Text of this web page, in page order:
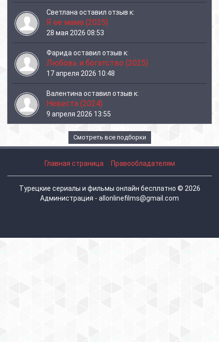
Светлана оставил отзыв к:
Я ее мама (2025)
28 мая 2026 08:53
Фарида оставил отзыв к:
Любовь и богатство (2025)
17 апреля 2026 10:48
Валентина оставил отзыв к:
Невеста (2024)
9 апреля 2026 13:55
Смотреть все подборки
Главная страница Правообладателям
Турецкие сериалы и фильмы онлайн бесплатно © 2026
Администрация - allonlinefilms@gmail.com